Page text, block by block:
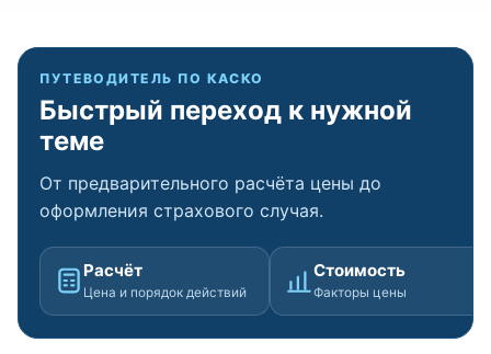
ПУТЕВОДИТЕЛЬ ПО КАСКО
Быстрый переход к нужной
теме
От предварительного расчёта цены до
оформления страхового случая.
Расчёт
Цена и порядок действий
Стоимость
Факторы цены